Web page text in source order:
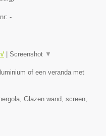
-
Screenshot ▼
of een veranda met
Glazen wand, screen,